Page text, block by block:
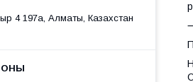
4 197а, Алматы, Казахстан